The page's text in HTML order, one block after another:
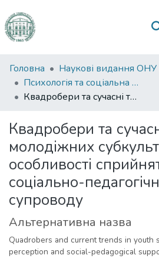
Фонди
та
зібрання
Статистика
Головна
Психологія та соціальна робота
Квадробери та сучасні тренди молодіжних субкультур: особливості сприйняття й соціально-педагогічного супроводу
Квадробери та
молодіжних
особливості
соціально-
супроводу
Альтернативна назва
Quadrobers and current trends in youth
perception and social-pedagogical